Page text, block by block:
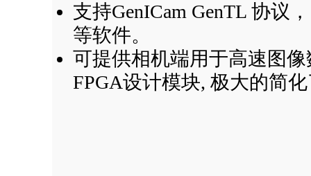
支持GenICam GenTL 协议
等软件。
可提供相机端用于高速图
FPGA设计模块, 极大的简